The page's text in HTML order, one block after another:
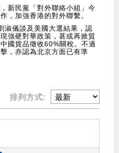
新民黨「對外聯絡小組」今
，加強香港的對外聯繫。
淑儀談及美國大選結果，認
強硬對華政策，甚或再掀貿
國貨品徵收60%關稅。不過
，亦認為北京方面已有準
排列方式: